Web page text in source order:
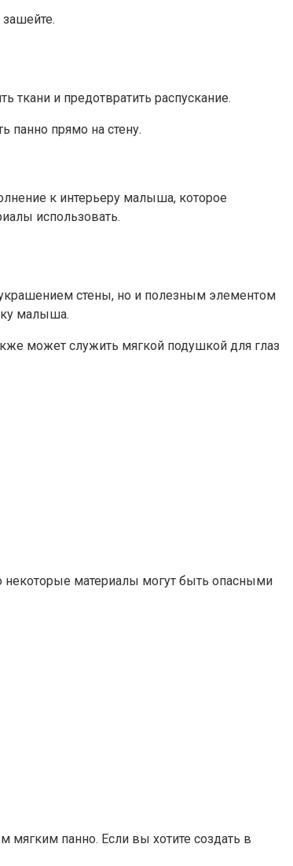
и предотвратить распускание.
панно прямо на стену.
к интерьеру малыша, которое
использовать.
стены, но и полезным элементом
малыша.
может служить мягкой подушкой для глаз
некоторые материалы могут быть опасными
мягким панно. Если вы хотите создать в